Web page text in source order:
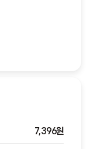
7,396원